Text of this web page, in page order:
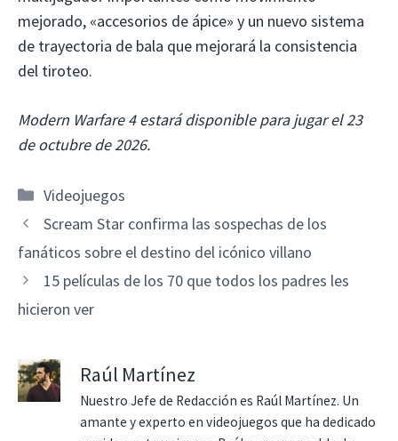
mejorado, «accesorios de ápice» y un nuevo sistema
de trayectoria de bala que mejorará la consistencia
del tiroteo.
Modern Warfare 4 estará disponible para jugar el 23
de octubre de 2026.
Categorías
Videojuegos
Scream Star confirma las sospechas de los
fanáticos sobre el destino del icónico villano
15 películas de los 70 que todos los padres les
hicieron ver
Raúl Martínez
Nuestro Jefe de Redacción es Raúl Martínez. Un
amante y experto en videojuegos que ha dedicado